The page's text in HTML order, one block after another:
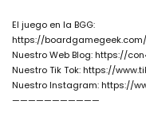
El juego en la BGG:
https://
Nuestro Web Blog: https://
Nuestro Tik Tok: https://
Nuestro Instagram: https://
———————————